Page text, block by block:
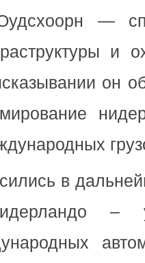
—
и
он
в
–